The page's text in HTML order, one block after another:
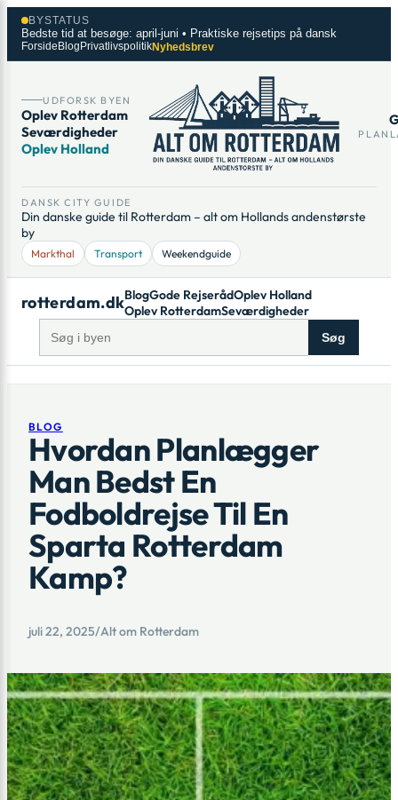
Spring
indhold
BYSTATUS
Bedste tid at besøge: april-juni • Praktiske rejsetips på dansk
Forside Blog PrivatlivspolitikNyhedsbrev
UDFORSK BYEN
Oplev Rotterdam
Seværdigheder
Oplev Holland
DANSK CITY GUIDE
Din danske guide til Rotterdam – alt om Hollands andenstørste
by
Markthal Transport Weekendguide
rotterdam.dkBlogGode RejserådOplev Holland
Oplev RotterdamSeværdigheder
Søg
BLOG
Hvordan Planlægger
Man Bedst En
Fodboldrejse Til En
Sparta Rotterdam
Kamp?
juli 22, 2025/Alt om Rotterdam